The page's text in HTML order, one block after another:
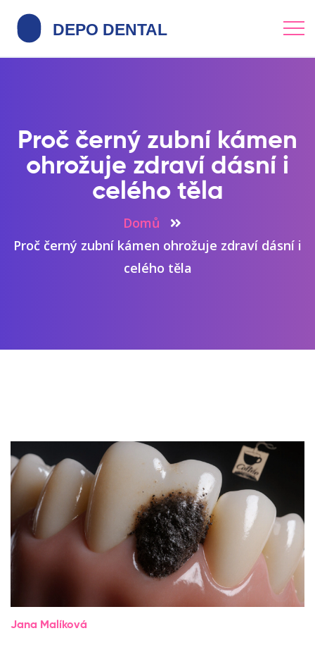
Proč černý zubní kámen
ohrožuje zdraví dásní i
celého těla
Domů
Proč černý zubní kámen ohrožuje zdraví dásní i
celého těla
Jana Malíková